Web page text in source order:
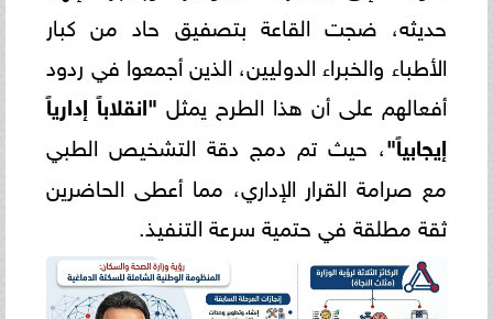
حديثه، ضجت القاعة بتصفيق حاد من كبار
الأطباء والخبراء الدوليين، الذين أجمعوا في ردود
أفعالهم على أن هذا الطرح يمثل "انقلاباً إدارياً
إيجابياً"، حيث تم دمج دقة التشخيص الطبي
مع صرامة القرار الإداري، مما أعطى الحاضرين
ثقة مطلقة في حتمية سرعة التنفيذ.